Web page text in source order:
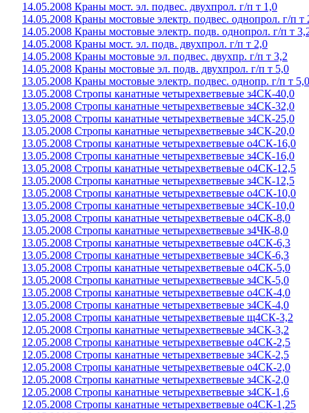
14.05.2008 Краны мост. эл. подвес. двухпрол. г/п т 1,0
14.05.2008 Краны мостовые электр. подвес. однопрол. г/п т
14.05.2008 Краны мостовые электр. подв. однопрол. г/п т
14.05.2008 Краны мост. эл. подв. двухпрол. г/п т 2,0
14.05.2008 Краны мостовые эл. подвес. двухпр. г/п т 3,2
14.05.2008 Краны мостовые эл. подв. двухпрол. г/п т 5,0
13.05.2008 Краны мостовые электр. подвес. однопр. г/п т 5,0
13.05.2008 Стропы канатные четырехветвевые з4СК-40,0
13.05.2008 Стропы канатные четырехветвевые з4СК-32,0
13.05.2008 Стропы канатные четырехветвевые з4СК-25,0
13.05.2008 Стропы канатные четырехветвевые з4СК-20,0
13.05.2008 Стропы канатные четырехветвевые о4СК-16,0
13.05.2008 Стропы канатные четырехветвевые з4СК-16,0
13.05.2008 Стропы канатные четырехветвевые о4СК-12,5
13.05.2008 Стропы канатные четырехветвевые з4СК-12,5
13.05.2008 Стропы канатные четырехветвевые о4СК-10,0
13.05.2008 Стропы канатные четырехветвевые з4СК-10,0
13.05.2008 Стропы канатные четырехветвевые о4СК-8,0
13.05.2008 Стропы канатные четырехветвевые з4ЧК-8,0
13.05.2008 Стропы канатные четырехветвевые о4СК-6,3
13.05.2008 Стропы канатные четырехветвевые з4СК-6,3
13.05.2008 Стропы канатные четырехветвевые о4СК-5,0
13.05.2008 Стропы канатные четырехветвевые з4СК-5,0
13.05.2008 Стропы канатные четырехветвевые о4СК-4,0
13.05.2008 Стропы канатные четырехветвевые з4СК-4,0
12.05.2008 Стропы канатные четырехветвевые щ4СК-3,2
12.05.2008 Стропы канатные четырехветвевые з4СК-3,2
12.05.2008 Стропы канатные четырехветвевые о4СК-2,5
12.05.2008 Стропы канатные четырехветвевые з4СК-2,5
12.05.2008 Стропы канатные четырехветвевые о4СК-2,0
12.05.2008 Стропы канатные четырехветвевые з4СК-2,0
12.05.2008 Стропы канатные четырехветвевые з4СК-1,6
12.05.2008 Стропы канатные четырехветвевые о4СК-1,25